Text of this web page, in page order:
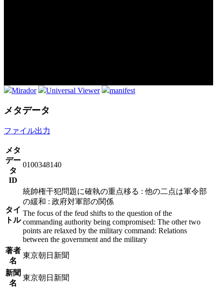
Mirador Universal Viewer manifest
メタデータ
ファイル出力
メタ
デー
タ
ID
0100348140
タイ
トル
統帥権干犯問題に確執の重点移る : 他の二点は軍令部
の緩和 : 政府対軍部の関係
The focus of the feud shifts to the question of the
commanding authority being compromised: The other two
points are relaxed by the military command: Relations
between the government and the military
著者
名
東京朝日新聞
新聞
名
東京朝日新聞